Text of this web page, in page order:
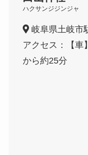
ハクサンジジンジャ
岐阜県土岐市
アクセス：【車
から約25分